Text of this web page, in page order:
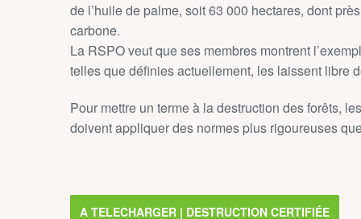
de l’huile de palme, soit 63 000 hectares, dont
carbone.
La RSPO veut que ses membres montrent
telles que définies actuellement, les laissent libre
Pour mettre un terme à la destruction des forêts,
doivent appliquer des normes plus rigoureuses
A TELECHARGER | DESTRUCTION CERTIFIÉE